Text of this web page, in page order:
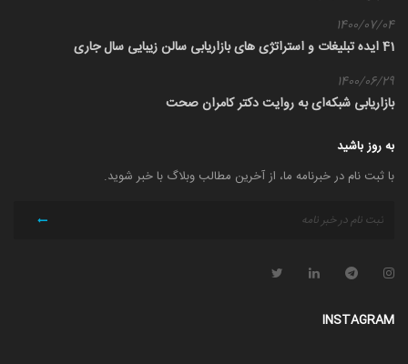
1400/07/04
41 ایده تبلیغات و استراتژی های بازاریابی سالن زیبایی سال جاری
1400/06/29
بازاریابی شبکه‌ای به روایت دکتر کامران صحت
به روز باشید
با ثبت نام در خبرنامه ما، از آخرین مطالب وبلاگ با خبر شوید.
INSTAGRAM